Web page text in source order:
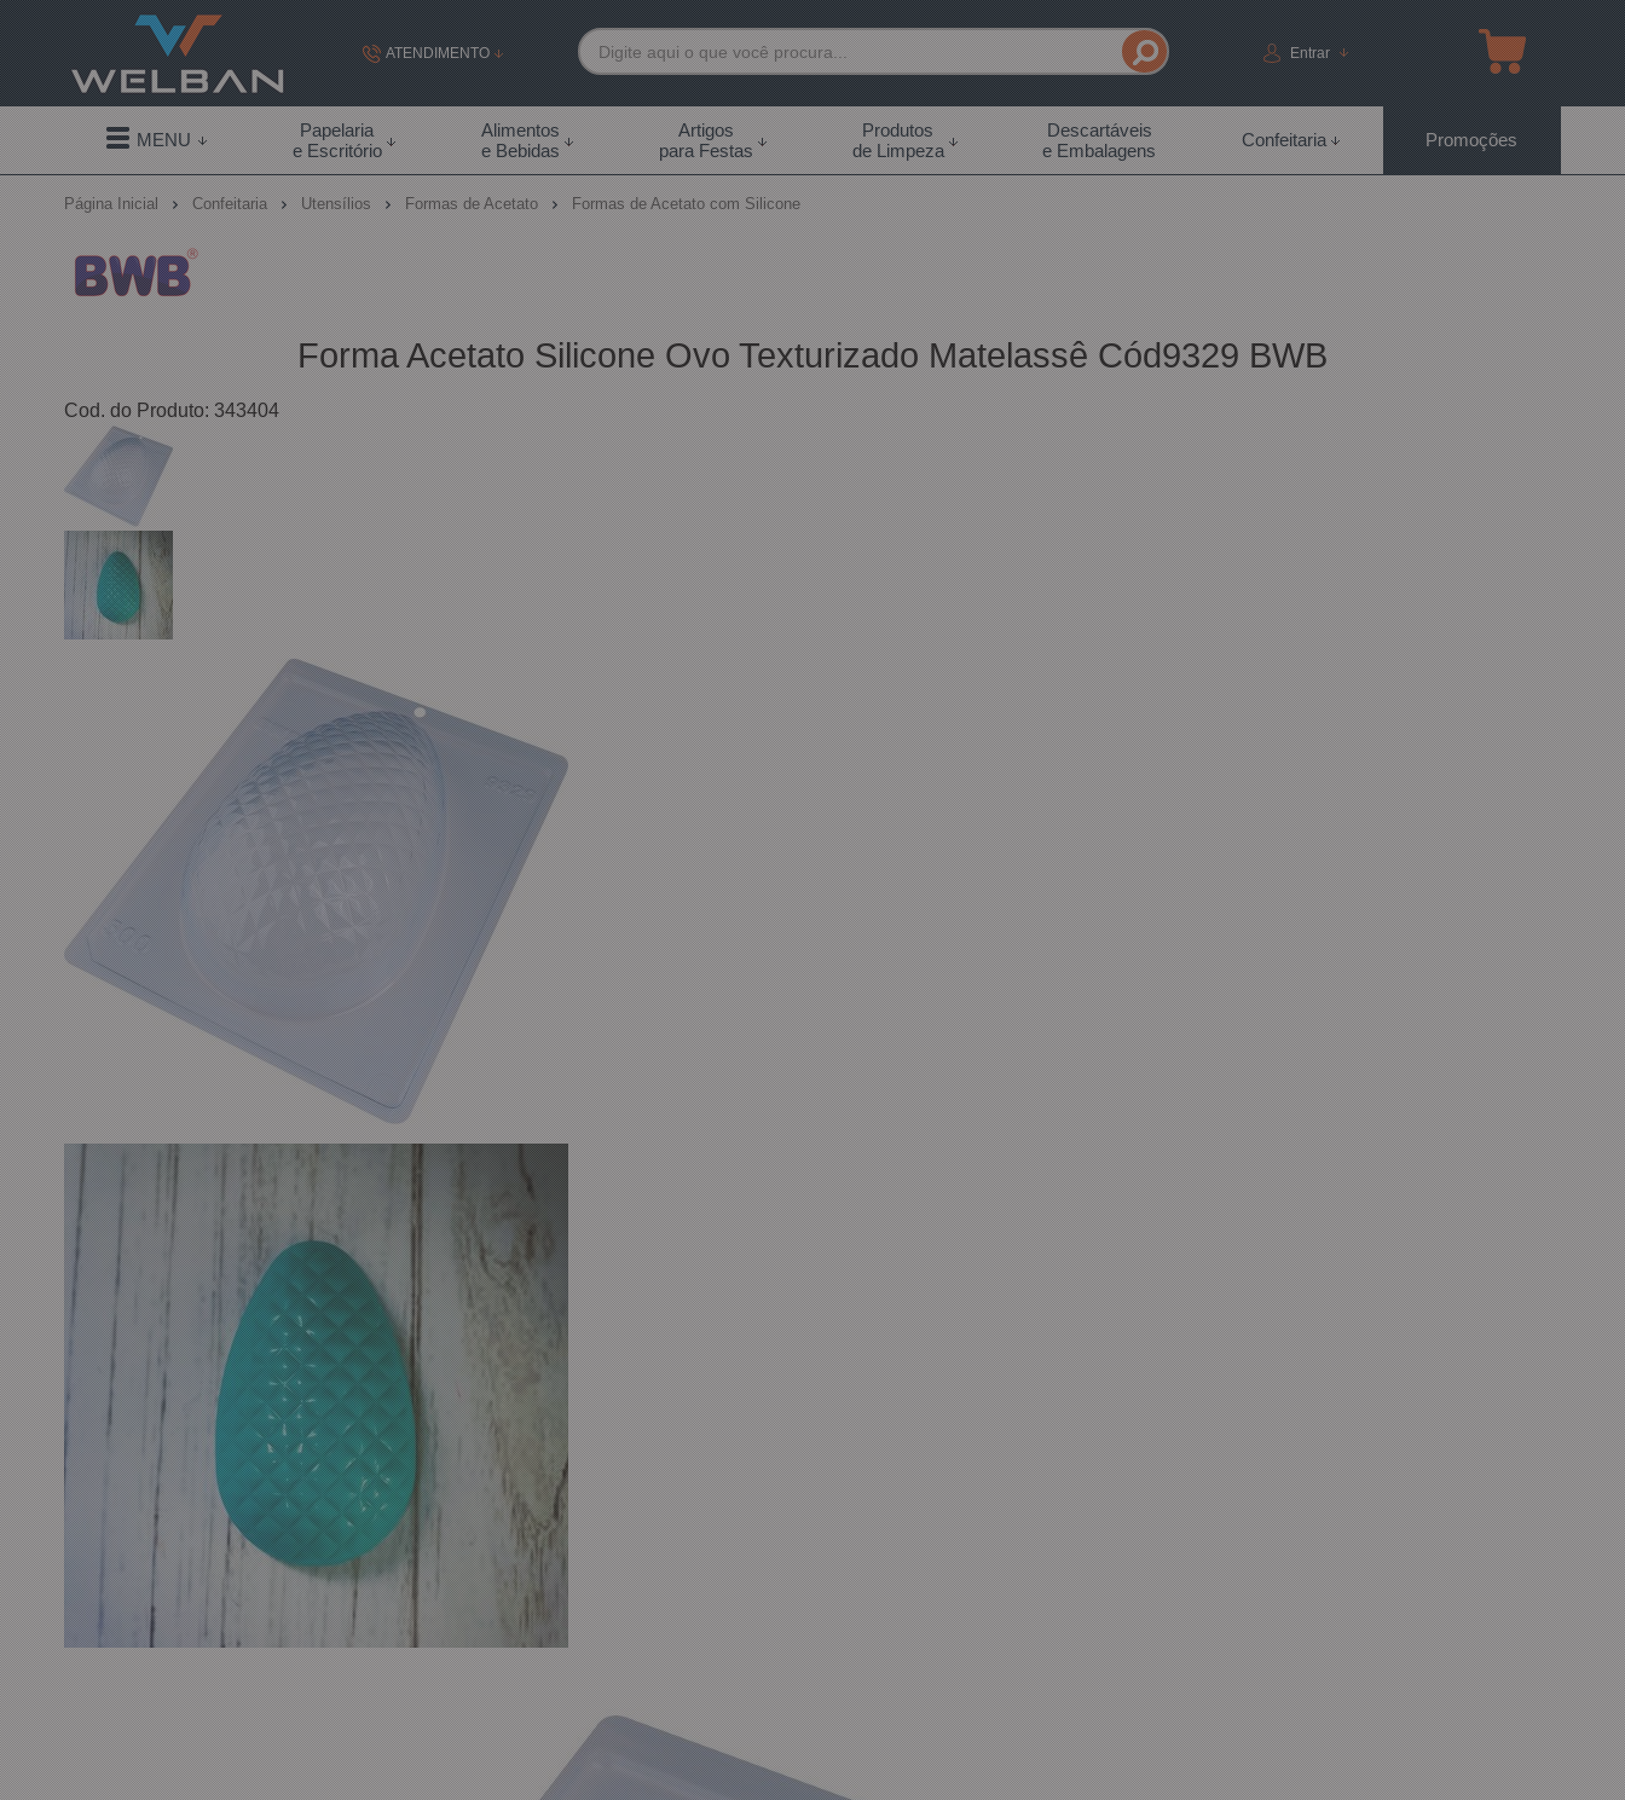
ATENDIMENTO
(19) 99855-7892
(19) 99855-7892
contato@welban.com.br
Segunda à sexta - 08:30h às 18:00h Sábados -
09:00h às 14:00h
Entrar
MENU
Papelaria
e Escritório
Alimentos
e Bebidas
Artigos
para Festas
Produtos
de Limpeza
Descartáveis
e Embalagens
Confeitaria Promoções
Página Inicial Confeitaria Utensílios Formas de Acetato Formas de Acetato com Silicone
Forma Acetato Silicone Ovo Texturizado Matelassê Cód9329 BWB
Cod. do Produto: 343404